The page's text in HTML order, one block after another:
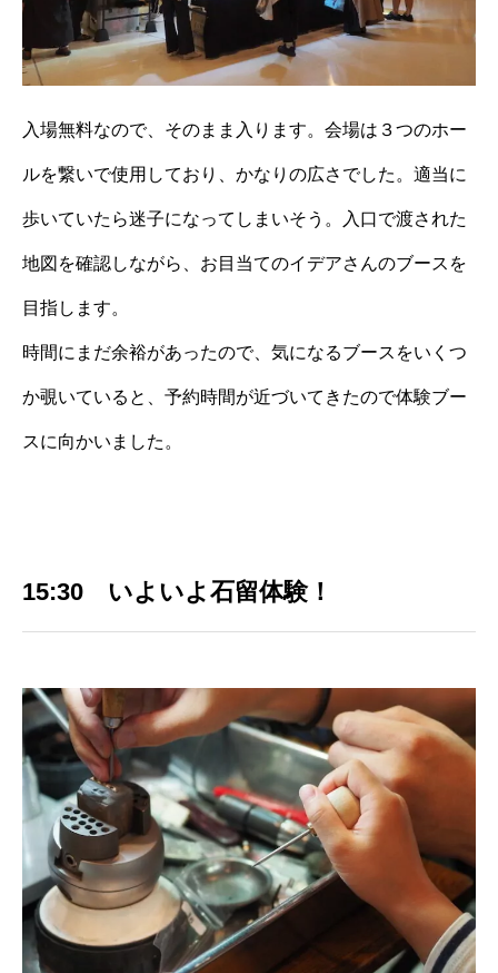
入場無料なので、そのまま入ります。会場は３つのホー
ルを繋いで使用しており、かなりの広さでした。適当に
歩いていたら迷子になってしまいそう。入口で渡された
地図を確認しながら、お目当てのイデアさんのブースを
目指します。
時間にまだ余裕があったので、気になるブースをいくつ
か覗いていると、予約時間が近づいてきたので体験ブー
スに向かいました。
15:30 いよいよ石留体験！